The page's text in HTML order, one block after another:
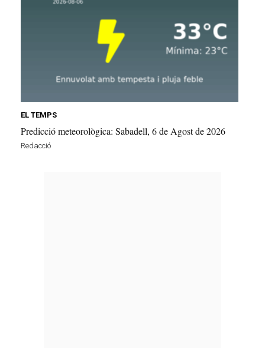
EL TEMPS
Predicció meteorològica: Sabadell, 6 de Agost de 2026
Redacció